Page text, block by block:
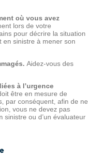
où vous avez
lors de votre
pour décrire la situation
en sinistre à mener son
Aidez-vous des
à l’urgence
être en mesure de
par conséquent, afin de ne
vous ne devez pas
sinistre ou d’un évaluateur